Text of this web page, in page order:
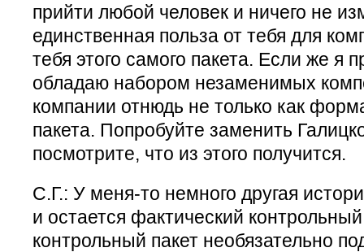
прийти любой человек и ничего не
единственная польза от тебя для
тебя этого самого пакета. Если же я
обладаю набором незаменимых
компании отнюдь не только как
пакета. Попробуйте заменить
посмотрите, что из этого получится.
С.Г.: У меня-то немного другая
и остается фактический
контрольный пакет необязательно